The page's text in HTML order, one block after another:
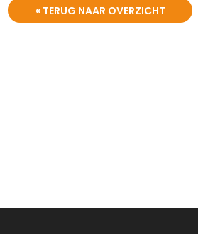
« TERUG NAAR OVERZICHT